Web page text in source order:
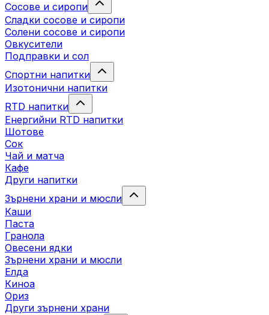
Сосове и сиропи
Сладки сосове и сиропи
Солени сосове и сиропи
Овкусители
Подправки и сол
Спортни напитки
Изотонични напитки
RTD напитки
Енергийни RTD напитки
Шотове
Сок
Чай и матча
Кафе
Други напитки
Зърнени храни и мюсли
Каши
Паста
Гранола
Овесени ядки
Зърнени храни и мюсли
Елда
Киноа
Ориз
Други зърнени храни